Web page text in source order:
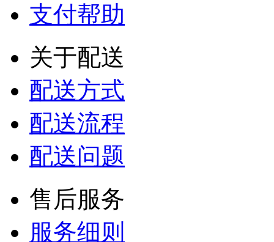
支付帮助
关于配送
配送方式
配送流程
配送问题
售后服务
服务细则